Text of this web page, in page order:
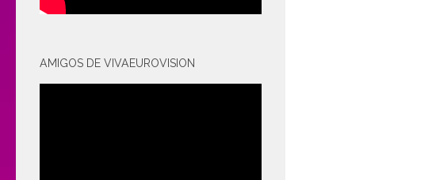
AMIGOS DE VIVAEUROVISION